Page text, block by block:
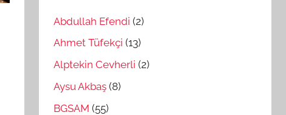
Abdullah Efendi (2)
Ahmet Tüfekçi (13)
Alptekin Cevherli (2)
Aysu Akbaş (8)
BGSAM (55)